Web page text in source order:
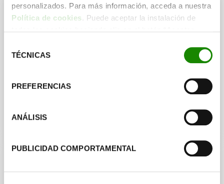
personalizados. Para más información, acceda a nuestra
Política de cookies. Puede aceptar la instalación de
botón “Configurar cookies”, o rechazar su instalación,
TÉCNICAS
PREFERENCIAS
ANÁLISIS
PUBLICIDAD COMPORTAMENTAL
Creada con el conocimiento
años yutilizada por más de 60
contrastados.